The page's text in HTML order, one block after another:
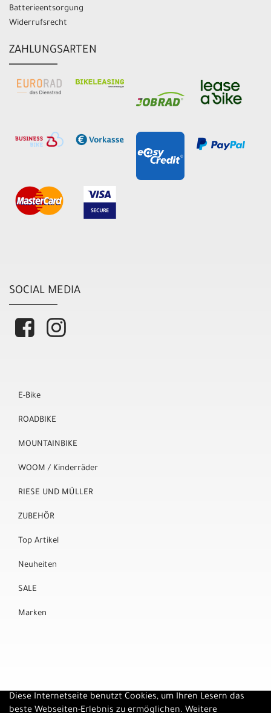
Batterieentsorgung
Widerrufsrecht
ZAHLUNGSARTEN
SOCIAL MEDIA
E-Bike
ROADBIKE
MOUNTAINBIKE
WOOM / Kinderräder
RIESE UND MÜLLER
ZUBEHÖR
Top Artikel
Neuheiten
SALE
Marken
Diese Internetseite benutzt Cookies, um Ihren Lesern das
beste Webseiten-Erlebnis zu ermöglichen. Weitere